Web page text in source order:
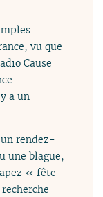
vu que
Cause
a un
rendez-
une blague,
« fête